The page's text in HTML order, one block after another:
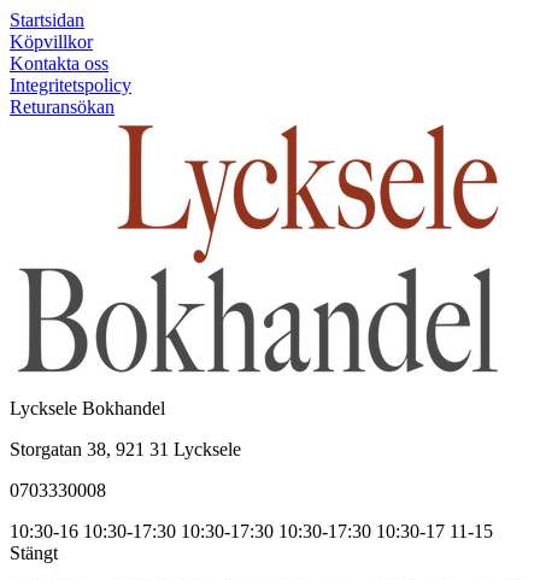
Startsidan
Köpvillkor
Kontakta oss
Integritetspolicy
Returansökan
Lycksele Bokhandel
Storgatan 38, 921 31 Lycksele
0703330008
10:30-16 10:30-17:30 10:30-17:30 10:30-17:30 10:30-17 11-15
Stängt